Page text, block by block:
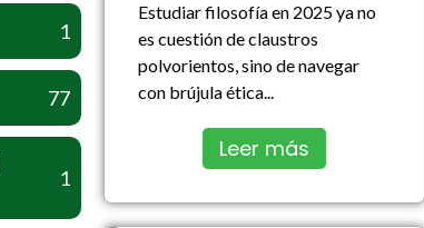
1
77
1
Estudiar filosofía en 2025 ya no
es cuestión de claustros
polvorientos, sino de navegar
con brújula ética...
Leer más